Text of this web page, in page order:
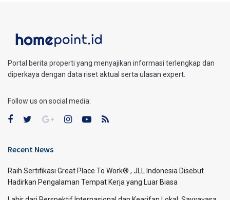
Portal berita properti yang menyajikan informasi terlengkap dan
diperkaya dengan data riset aktual serta ulasan expert.
Follow us on social media:
Recent News
Raih Sertifikasi Great Place To Work® , JLL Indonesia Disebut
Hadirkan Pengalaman Tempat Kerja yang Luar Biasa